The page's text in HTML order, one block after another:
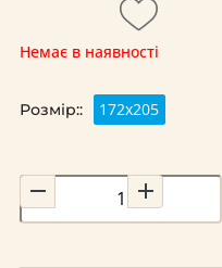
Немає в наявності
Розмір:: 172х205